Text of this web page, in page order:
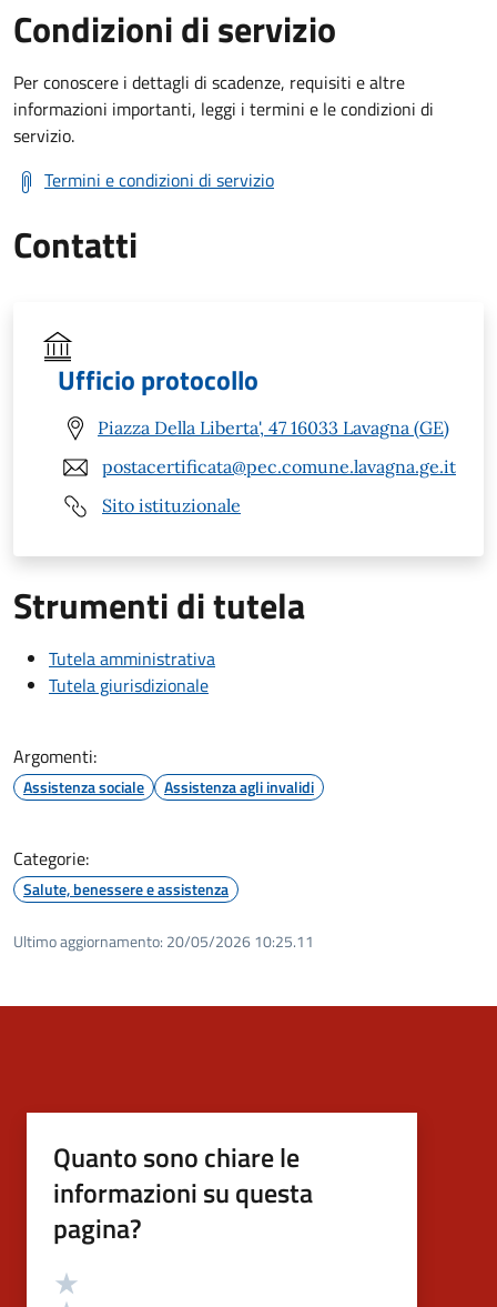
Condizioni di servizio
Per conoscere i dettagli di scadenze, requisiti e altre
informazioni importanti, leggi i termini e le condizioni di
servizio.
Termini e condizioni di servizio
Contatti
Ufficio protocollo
Piazza Della Liberta', 47 16033 Lavagna (GE)
postacertificata@pec.comune.lavagna.ge.it
Sito istituzionale
Strumenti di tutela
Tutela amministrativa
Tutela giurisdizionale
Argomenti:
Assistenza sociale Assistenza agli invalidi
Categorie:
Salute, benessere e assistenza
Ultimo aggiornamento: 20/05/2026 10:25.11
Quanto sono chiare le
informazioni su questa
pagina?
Valutazione